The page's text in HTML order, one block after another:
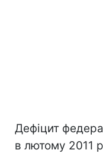
Дефіцит
в лютому 2011